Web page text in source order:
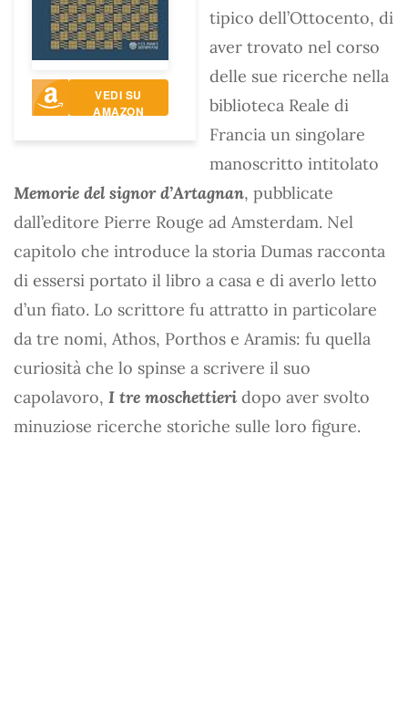
VEDI SU
AMAZON
tipico dell’Ottocento, di
aver trovato nel corso
delle sue ricerche nella
biblioteca Reale di
Francia un singolare
manoscritto intitolato
Memorie del signor d’Artagnan, pubblicate
dall’editore Pierre Rouge ad Amsterdam. Nel
capitolo che introduce la storia Dumas racconta
di essersi portato il libro a casa e di averlo letto
d’un fiato. Lo scrittore fu attratto in particolare
da tre nomi, Athos, Porthos e Aramis: fu quella
curiosità che lo spinse a scrivere il suo
capolavoro, I tre moschettieri dopo aver svolto
minuziose ricerche storiche sulle loro figure.